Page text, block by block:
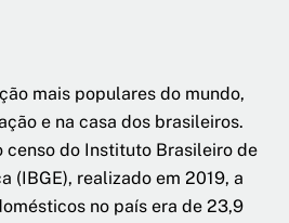
mais populares do mundo,
e na casa dos brasileiros.
censo do Instituto Brasileiro de
(IBGE), realizado em 2019, a
no país era de 23,9